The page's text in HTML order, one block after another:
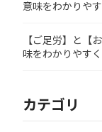
意味をわかりや
【ご足労】と【
味をわかりやす
カテゴリ